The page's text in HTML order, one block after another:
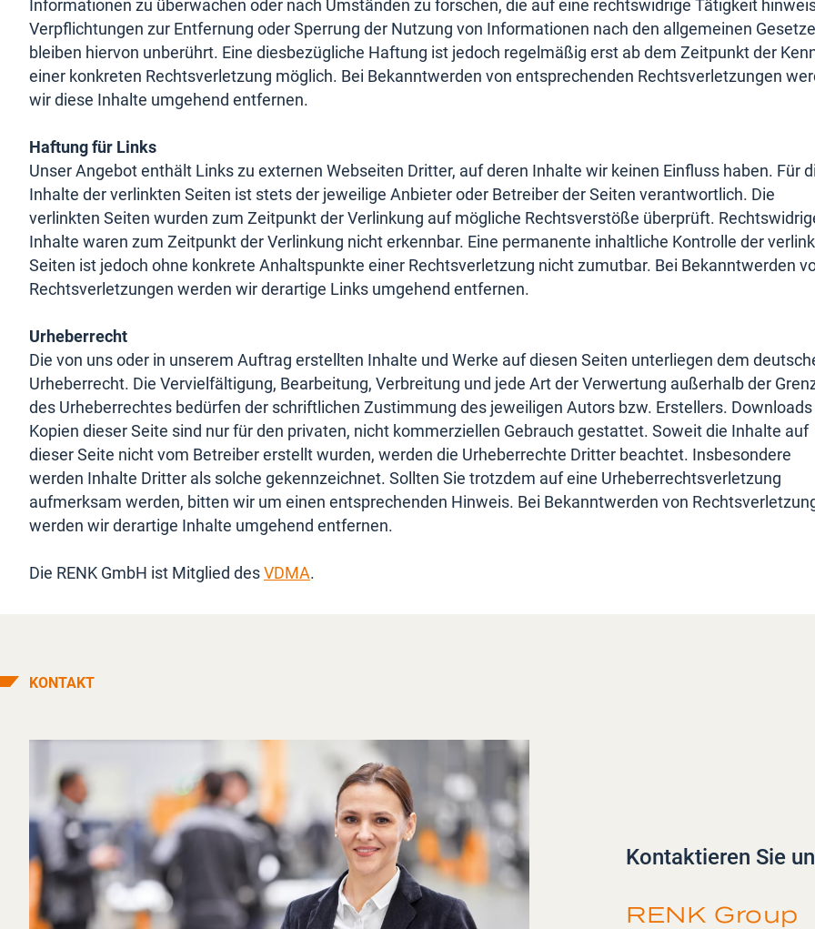
Informationen zu überwachen oder nach Umständen zu forschen, die auf eine rechtswidrige Tätigkeit
Verpflichtungen zur Entfernung oder Sperrung der Nutzung von Informationen nach den allgemeinen
bleiben hiervon unberührt. Eine diesbezügliche Haftung ist jedoch regelmäßig erst ab dem Zeitpunkt der
einer konkreten Rechtsverletzung möglich. Bei Bekanntwerden von entsprechenden Rechtsverletzungen
wir diese Inhalte umgehend entfernen.
Haftung für Links
Unser Angebot enthält Links zu externen Webseiten Dritter, auf deren Inhalte wir keinen Einfluss haben. Für
Inhalte der verlinkten Seiten ist stets der jeweilige Anbieter oder Betreiber der Seiten verantwortlich. Die
verlinkten Seiten wurden zum Zeitpunkt der Verlinkung auf mögliche Rechtsverstöße überprüft.
Inhalte waren zum Zeitpunkt der Verlinkung nicht erkennbar. Eine permanente inhaltliche Kontrolle der
Seiten ist jedoch ohne konkrete Anhaltspunkte einer Rechtsverletzung nicht zumutbar. Bei Bekanntwerden
Rechtsverletzungen werden wir derartige Links umgehend entfernen.
Urheberrecht
Die von uns oder in unserem Auftrag erstellten Inhalte und Werke auf diesen Seiten unterliegen dem
Urheberrecht. Die Vervielfältigung, Bearbeitung, Verbreitung und jede Art der Verwertung außerhalb der
des Urheberrechtes bedürfen der schriftlichen Zustimmung des jeweiligen Autors bzw. Erstellers.
Kopien dieser Seite sind nur für den privaten, nicht kommerziellen Gebrauch gestattet. Soweit die Inhalte auf
dieser Seite nicht vom Betreiber erstellt wurden, werden die Urheberrechte Dritter beachtet. Insbesondere
werden Inhalte Dritter als solche gekennzeichnet. Sollten Sie trotzdem auf eine Urheberrechtsverletzung
aufmerksam werden, bitten wir um einen entsprechenden Hinweis. Bei Bekanntwerden von
werden wir derartige Inhalte umgehend entfernen.
Die RENK GmbH ist Mitglied des VDMA.
KONTAKT
Kontaktieren Sie
RENK Group